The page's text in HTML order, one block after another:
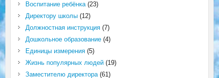
Воспитание ребёнка(23)
Директору школы(12)
Должностная инструкция(7)
Дошкольное образование(4)
Единицы измерения(5)
Жизнь популярных людей(19)
Заместителю директора(61)